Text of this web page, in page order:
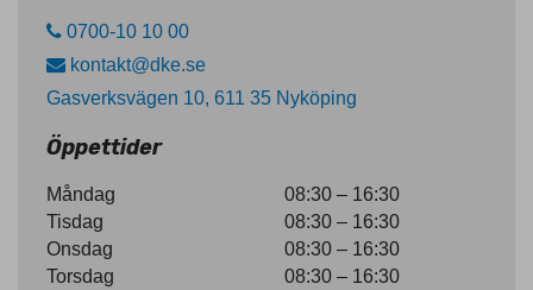
0700-10 10 00
kontakt@dke.se
Gasverksvägen 10, 611 35 Nyköping
Öppettider
Måndag
Tisdag
Onsdag
Torsdag
08:30 – 16:30
08:30 – 16:30
08:30 – 16:30
08:30 – 16:30